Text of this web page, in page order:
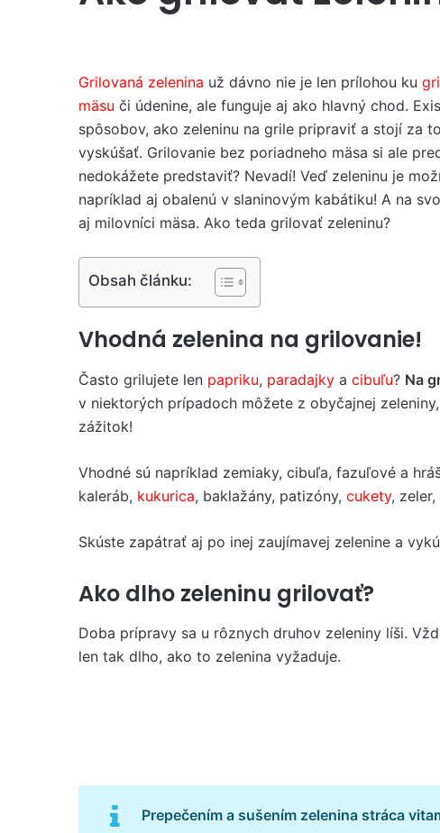
Grilovaná zelenina už dávno nie je len prílohou ku
mäsu či údenine, ale funguje aj ako hlavný chod.
spôsobov, ako zeleninu na grile pripraviť a stojí za
vyskúšať. Grilovanie bez poriadneho mäsa si ale
nedokážete predstaviť? Nevadí! Veď zeleninu je
napríklad aj obalenú v slaninovým kabátiku! A na
aj milovníci mäsa. Ako teda grilovať zeleninu?
Obsah článku:
Vhodná zelenina na grilovanie!
Často grilujete len papriku, paradajky a cibuľu? Na
v niektorých prípadoch môžete z obyčajnej
zážitok!
Vhodné sú napríklad zemiaky, cibuľa, fazuľové a
kaleráb, kukurica, baklažány, patizóny, cukety,
Skúste zapátrať aj po inej zaujímavej zelenine a
Ako dlho zeleninu grilovať?
Doba prípravy sa u rôznych druhov zeleniny líši.
len tak dlho, ako to zelenina vyžaduje.
Prepečením a sušením zelenina stráca